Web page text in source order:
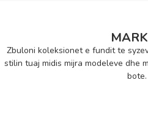
Zbuloni koleksionet e fundit te
stilin tuaj midis mijra modeleve dhe
bote.